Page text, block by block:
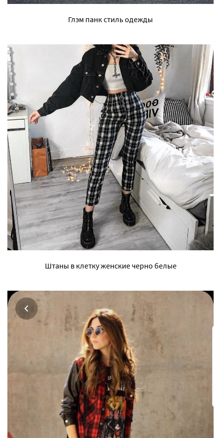
Глэм панк стиль одежды
Штаны в клетку женские черно белые